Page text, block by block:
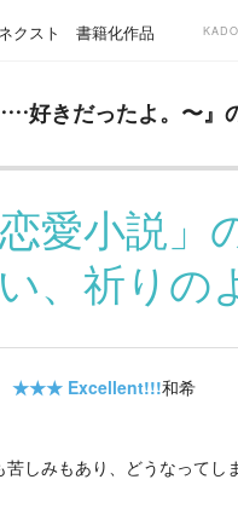
ネクスト 書籍化作品
きだったよ。〜』
愛小説」
、祈りの
★★★ Excellent!!!和希
苦しみもあり、どうなって